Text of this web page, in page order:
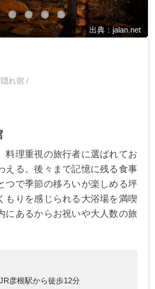
出典：jalan.net
れ宿 /
料理重視の旅行者に選ばれてお
える。後々まで記憶に残る食事
つで季節の移ろいが楽しめる坪
もりを感じられる大浴場を満喫
にあるからお祝いや大人数の旅
彦根駅から徒歩12分